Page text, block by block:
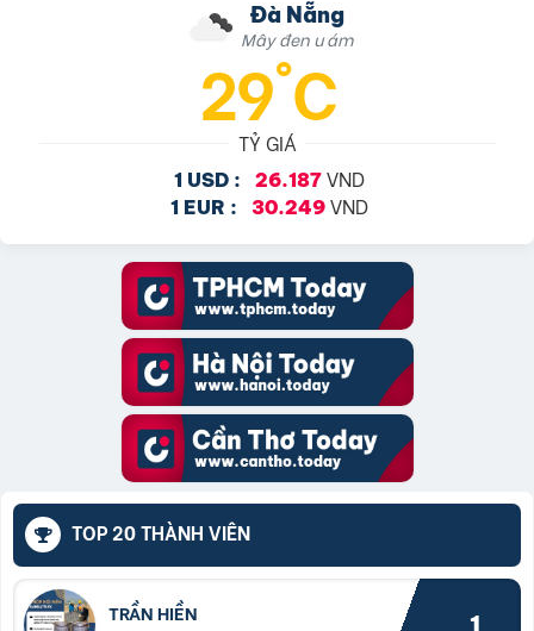
Đà Nẵng
Mây đen u ám
29°C
TỶ GIÁ
1 USD : 26.187 VND
1 EUR : 30.249 VND
TOP 20 THÀNH VIÊN
TRẦN HIỀN
1